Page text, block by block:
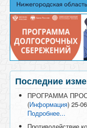
Последние
ПРОГРАММА
(Информация) 25-
Подробнее...